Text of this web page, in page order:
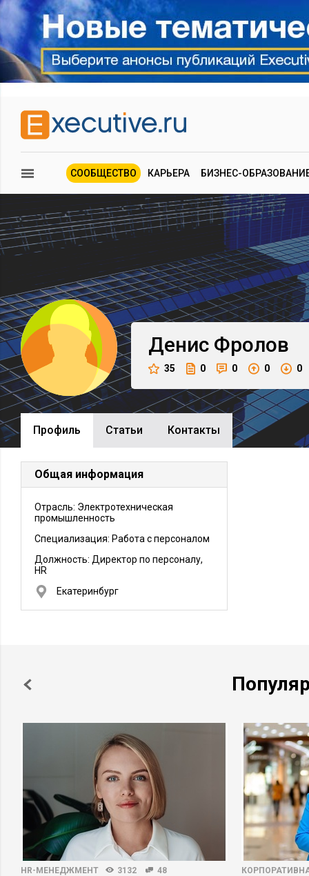
СООБЩЕСТВО КАРЬЕРА БИЗНЕС-
Денис Фролов
35 0 0 0 0
Профиль Cтатьи Контакты
Общая информация
Отрасль: Электротехническая
промышленность
Специализация: Работа с персоналом
Должность: Директор по персоналу,
HR
Екатеринбург
HR-МЕНЕДЖМЕНТ 3132 48